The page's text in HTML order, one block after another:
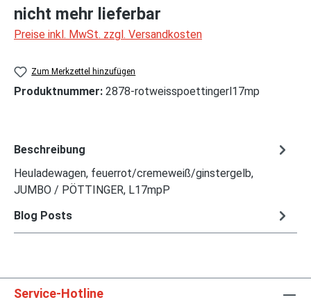
nicht mehr lieferbar
Preise inkl. MwSt. zzgl. Versandkosten
Zum Merkzettel hinzufügen
Produktnummer: 2878-rotweisspoettingerl17mp
Beschreibung
Heuladewagen, feuerrot/cremeweiß/ginstergelb,
JUMBO / PÖTTINGER, L17mpP
Blog Posts
Service-Hotline